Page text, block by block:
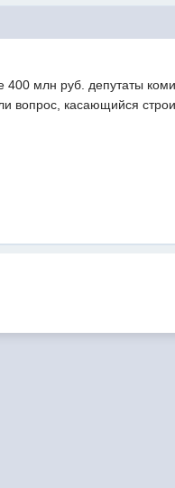
млн руб. депутаты
вопрос, касающийся